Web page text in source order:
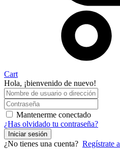
Cart
Hola, ¡bienvenido de nuevo!
Mantenerme conectado
¿Has olvidado tu contraseña?
Iniciar sesión
¿No tienes una cuenta? Regístrate